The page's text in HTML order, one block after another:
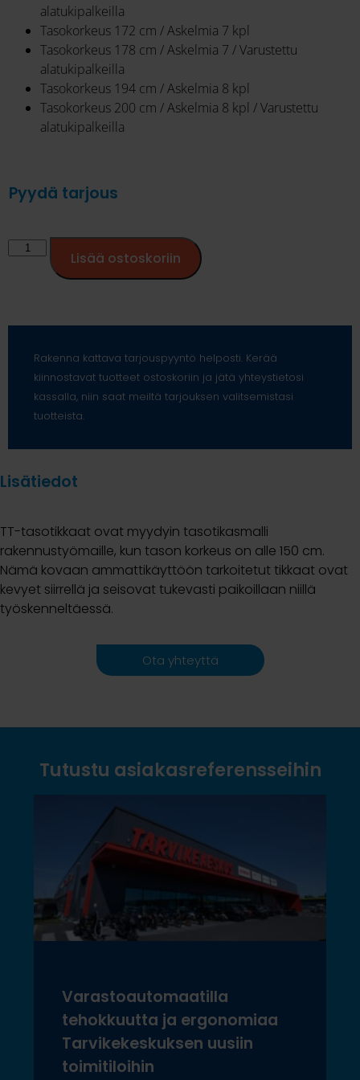
alatukipalkeilla
Tasokorkeus 172 cm / Askelmia 7 kpl
Tasokorkeus 178 cm / Askelmia 7 / Varustettu
alatukipalkeilla
Tasokorkeus 194 cm / Askelmia 8 kpl
Tasokorkeus 200 cm / Askelmia 8 kpl / Varustettu
alatukipalkeilla
Pyydä tarjous
Lisää ostoskoriin
Rakenna kattava tarjouspyyntö helposti. Kerää
kiinnostavat tuotteet ostoskoriin ja jätä yhteystietosi
kassalla, niin saat meiltä tarjouksen valitsemistasi
tuotteista.
Lisätiedot
TT-tasotikkaat ovat myydyin tasotikasmalli
rakennustyömaille, kun tason korkeus on alle 150 cm.
Nämä kovaan ammattikäyttöön tarkoitetut tikkaat ovat
kevyet siirrellä ja seisovat tukevasti paikoillaan niillä
työskenneltäessä.
Ota yhteyttä
Tutustu asiakasreferensseihin
Varastoautomaatilla
tehokkuutta ja ergonomiaa
Tarvikekeskuksen uusiin
toimitiloihin